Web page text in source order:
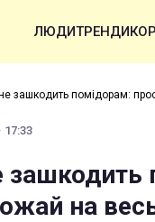
ЛЮДИТРЕНДИ
зашкодить помідорам:
17:33
зашкодить
на